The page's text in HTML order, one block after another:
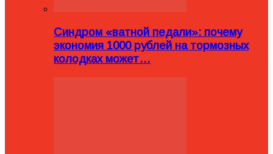
Синдром «ватной педали»: почему
экономия 1000 рублей на тормозных
колодках может…